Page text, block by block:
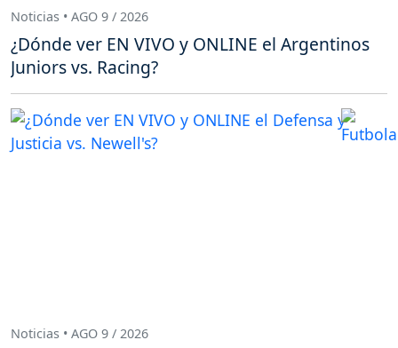
Noticias • AGO 9 / 2026
¿Dónde ver EN VIVO y ONLINE el Argentinos
Juniors vs. Racing?
Noticias • AGO 9 / 2026